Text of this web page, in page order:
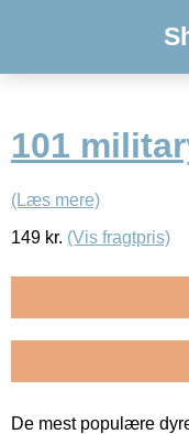
101
(Læs mere)
149 kr. (Vis fragtpris)
De mest populære